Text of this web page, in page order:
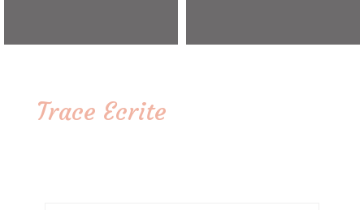
Trace Ecrite